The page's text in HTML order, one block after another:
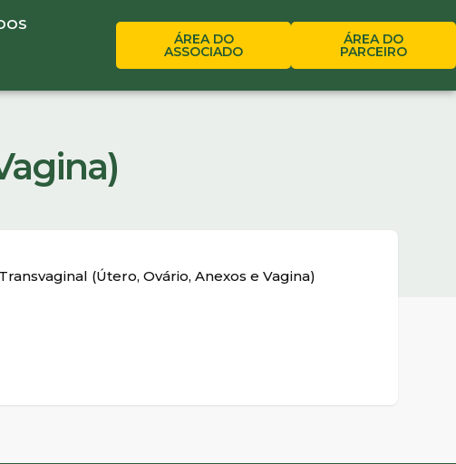
ÁREA DO
ASSOCIADO
ÁREA DO
PARCEIRO
(Útero, Ovário, Anexos e Vagina)